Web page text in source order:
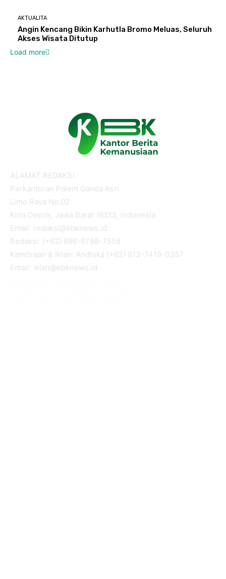
AKTUALITA
Angin Kencang Bikin Karhutla Bromo Meluas, Seluruh
Akses Wisata Ditutup
Load more
ALAMAT REDAKSI
Perkantoran Palem Ganda Asri
Limo Raya No.02
Kota Depok, Jawa Barat 16515, Indonesia
Email: redaksi@kbknews.id
Redaksi: (+62) 896-6788-7558
Kemitraan & Iklan: Andhika (+62) 813-7419-0357
Email: iklan@kbknews.id